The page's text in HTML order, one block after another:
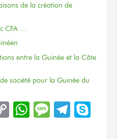
de la création de
CFA …
entre la Guinée et la Côte
société pour la Guinée du
CopyWhatsApp
Message